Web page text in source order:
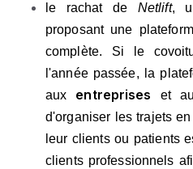
le rachat de Netlift,
proposant une
complète. Si le
l'année passée, la
aux entreprises et
d'organiser les trajets
leur clients ou patients
clients professionnels